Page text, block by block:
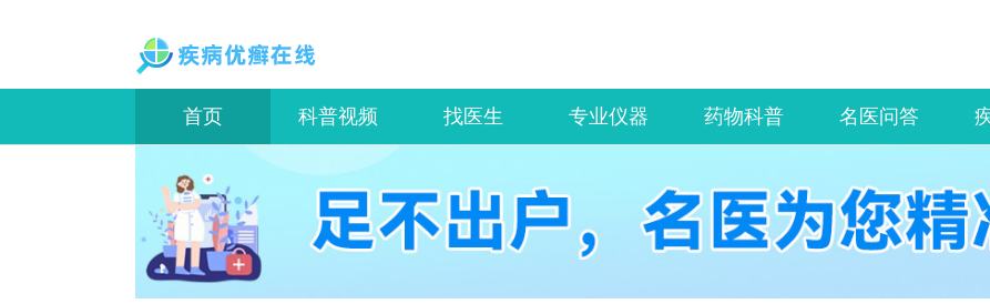
首页 科普视频 找医生 专业仪器 药物科普 名医问答